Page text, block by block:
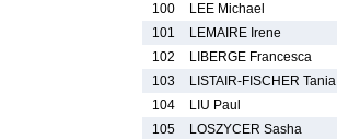
100
LEE Michael
101
LEMAIRE Irene
102
LIBERGE Francesca
103
LISTAIR-FISCHER Tania
104
LIU Paul
105
LOSZYCER Sasha